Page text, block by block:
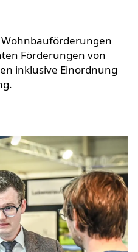
Förderungen von
inklusive Einordnung